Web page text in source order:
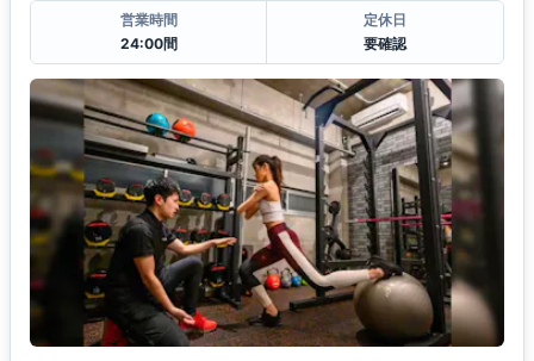
営業時間
24:00間
定休日
要確認